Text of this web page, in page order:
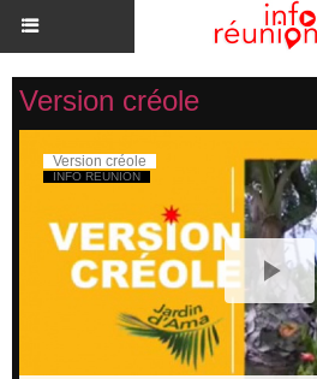
Version créole